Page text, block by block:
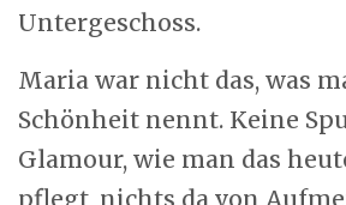
Untergeschoss.
Maria war nicht das, was
Schönheit nennt. Keine
Glamour, wie man das
pflegt, nichts da von